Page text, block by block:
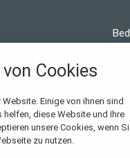
© 2026 WK-
Cookies
Einige von ihnen sind
diese Website und Ihre
unsere Cookies, wenn
zu nutzen.
alle verwendeten Cookies und
folgende Kategorien zu